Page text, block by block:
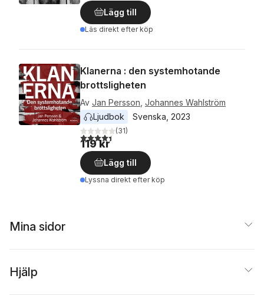
Lägg till
Läs direkt efter köp
Klanerna : den systemhotande
brottsligheten
Av Jan Persson Johannes Wahlström
Ljudbok
Svenska 2023
4,4utav 5 stjärnor. Totalt antal röster:
(31)
119 kr
Lägg till
Lyssna direkt efter köp
Mina sidor
Hjälp